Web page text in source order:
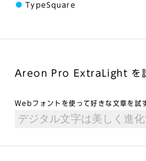
TypeSquare
Areon Pro ExtraLight を
Webフォントを使って好きな文章を試